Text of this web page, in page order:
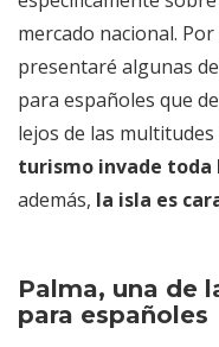
mercado nacional.
presentaré algunas
para españoles que
lejos de las
turismo invade toda
además, la isla es
Palma, una de
para españoles